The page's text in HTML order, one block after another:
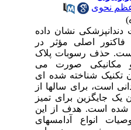
نحوی
نشان داده
اصلی مؤثر در
حذف رسوبات پلاک
مکانیکی صورت می
شناخته شده ای
است، برای سالها از
جایگزین برای تمیز
است. هدف از این
انواع آدامسهای